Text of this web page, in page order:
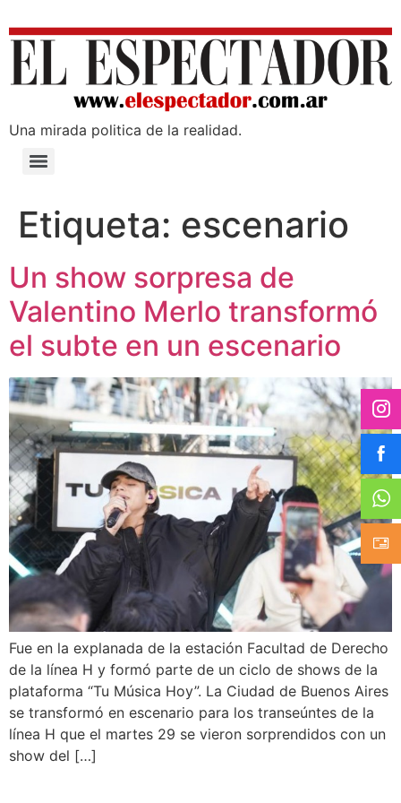
Una mirada poli­tica de la realidad.
Etiqueta: escenario
Un show sorpresa de
Valentino Merlo transformó
el subte en un escenario
Fue en la explanada de la estación Facultad de Derecho
de la línea H y formó parte de un ciclo de shows de la
plataforma “Tu Música Hoy”. La Ciudad de Buenos Aires
se transformó en escenario para los transeúntes de la
línea H que el martes 29 se vieron sorprendidos con un
show del […]